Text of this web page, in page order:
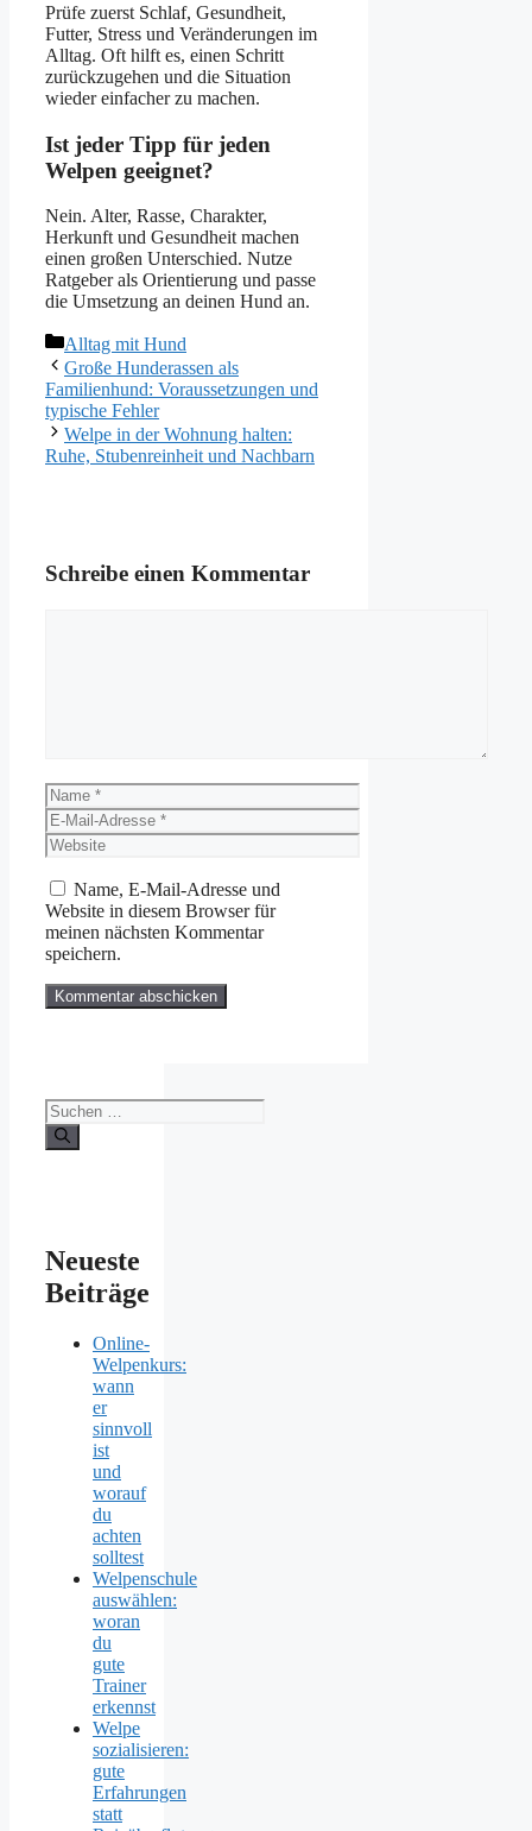
Prüfe zuerst Schlaf, Gesundheit,
Futter, Stress und Veränderungen im
Alltag. Oft hilft es, einen Schritt
zurückzugehen und die Situation
wieder einfacher zu machen.
Ist jeder Tipp für jeden
Welpen geeignet?
Nein. Alter, Rasse, Charakter,
Herkunft und Gesundheit machen
einen großen Unterschied. Nutze
Ratgeber als Orientierung und passe
die Umsetzung an deinen Hund an.
Kategorien
Alltag mit Hund
Große Hunderassen als
Familienhund: Voraussetzungen und
typische Fehler
Welpe in der Wohnung halten:
Ruhe, Stubenreinheit und Nachbarn
Schreibe einen Kommentar
Name
E-
Mail-
Adresse
Website
Name, E-Mail-Adresse und
Website in diesem Browser für
meinen nächsten Kommentar
speichern.
Suchen
nach:
Neueste
Beiträge
Online-
Welpenkurs:
wann
er
sinnvoll
ist
und
worauf
du
achten
solltest
Welpenschule
auswählen:
woran
du
gute
Trainer
erkennst
Welpe
sozialisieren:
gute
Erfahrungen
statt